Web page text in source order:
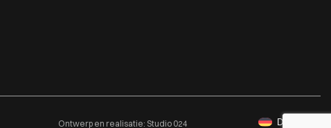
Ontwerp en realisatie: Studio 024 Deutsch